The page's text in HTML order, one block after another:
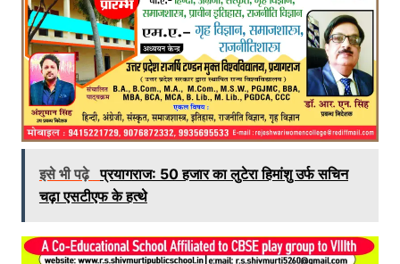
इसे भी पढ़े प्रयागराज: 50 हजार का लुटेरा हिमांशु उर्फ सचिन
चढ़ा एसटीएफ के हत्थे